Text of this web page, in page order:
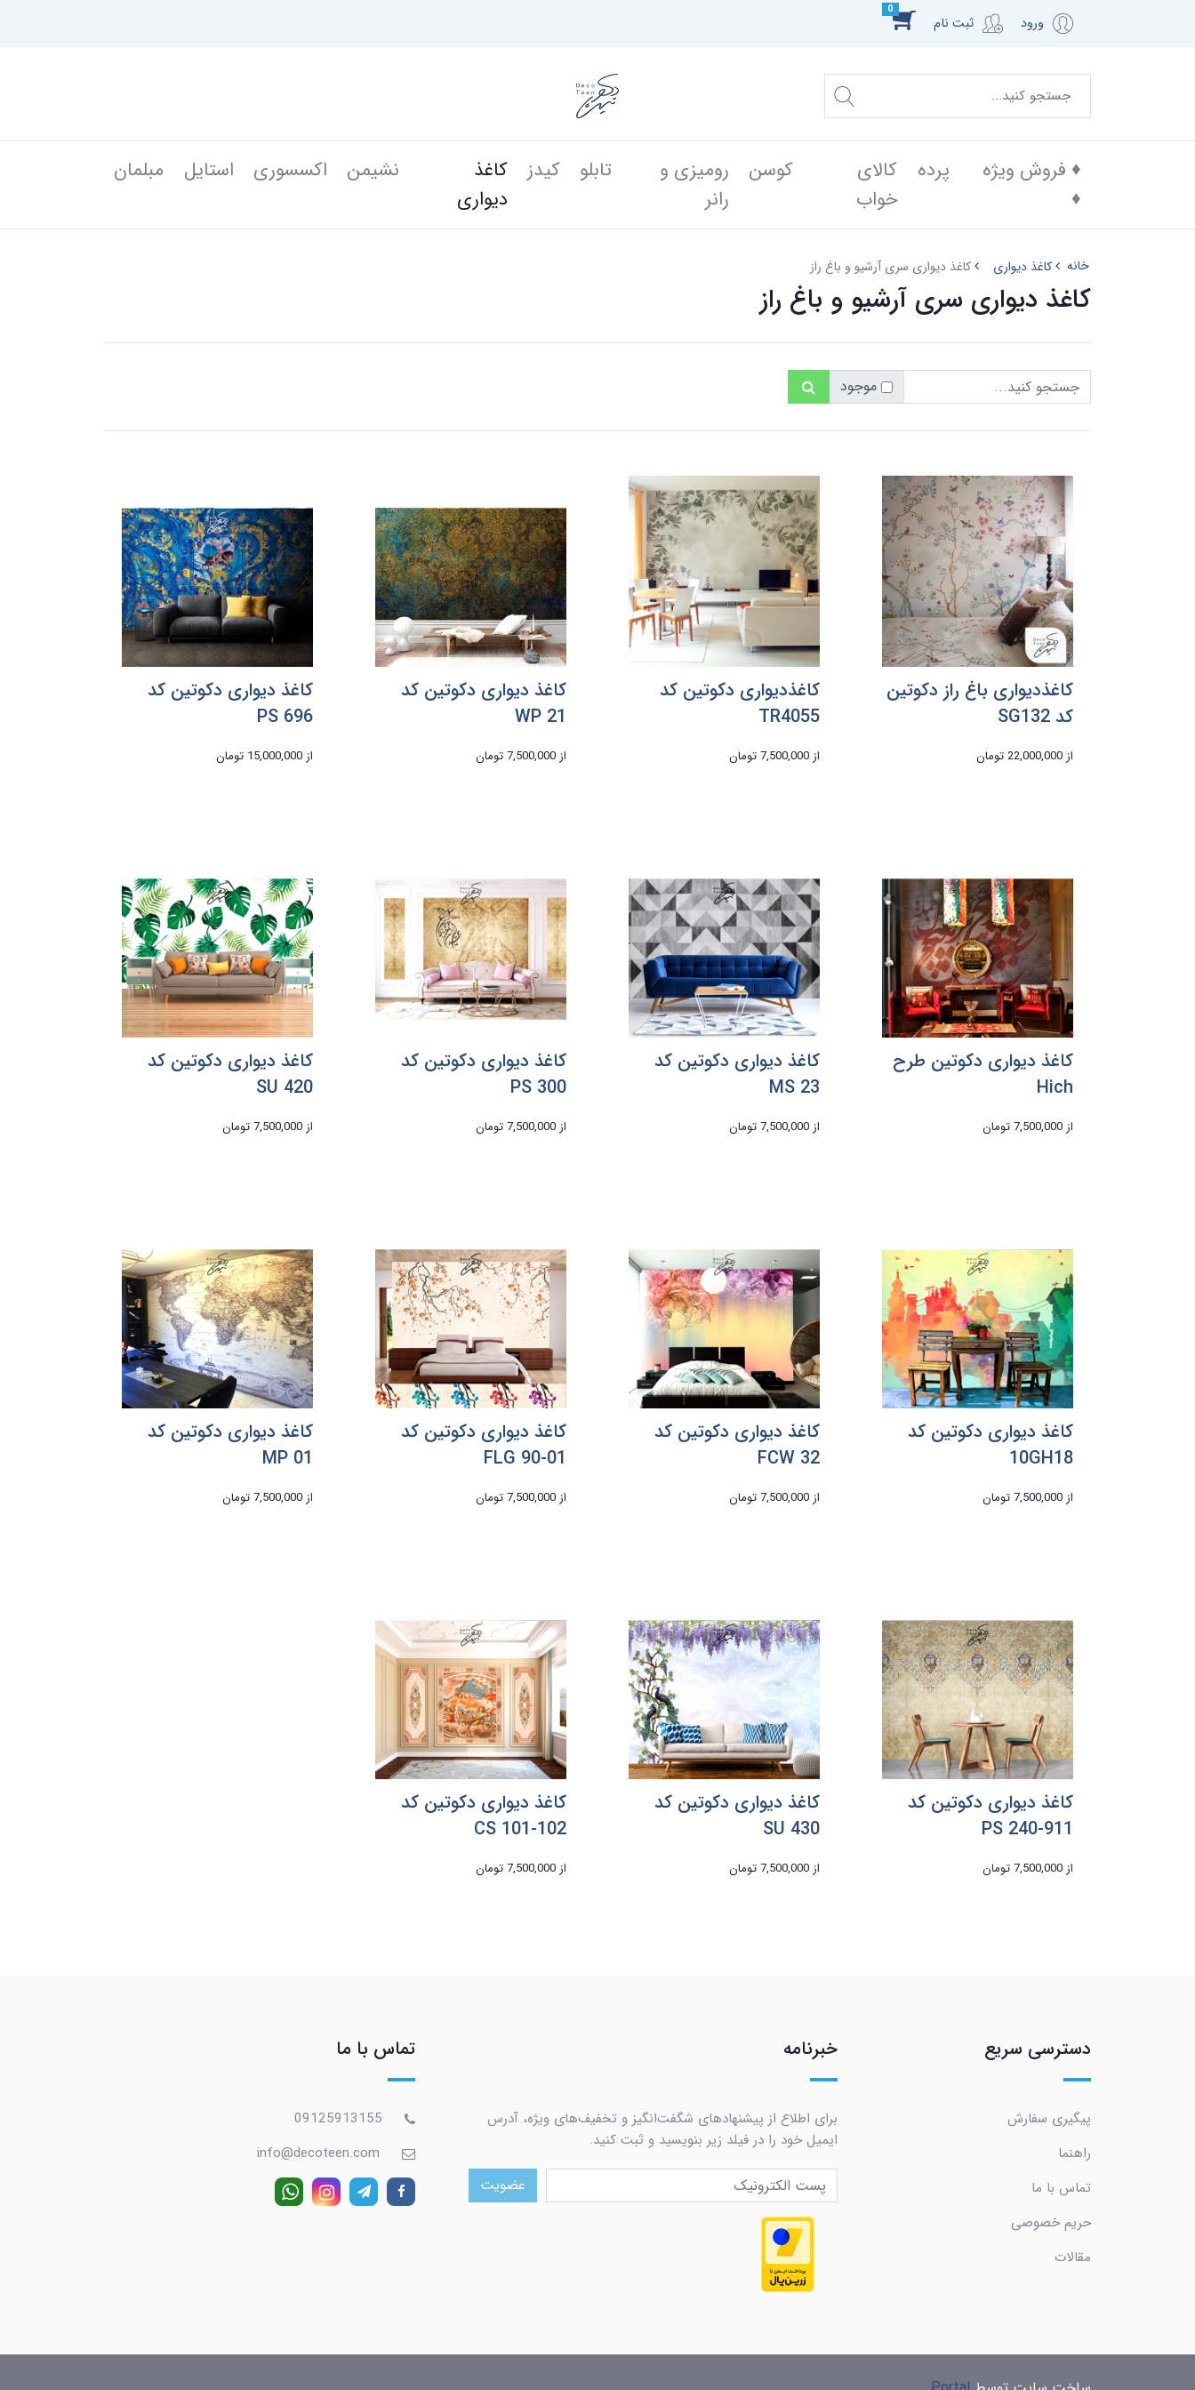
ورود ثبت نام
0
♦️ فروش ویژه
♦️
پرده
کالای
خواب
کوسن
رومیزی و
رانر
تابلو کیدز
کاغذ
دیواری
نشیمن اکسسوری استایل مبلمان
خانه کاغذ دیواری کاغذ دیواری سری آرشیو و باغ راز
کاغذ دیواری سری آرشیو و باغ راز
موجود
کاغذدیواری باغ راز دکوتین
کد SG132
از 22,000,000 تومان
کاغذدیواری دکوتین کد
TR4055
از 7,500,000 تومان
کاغذ دیواری دکوتین کد
WP 21
از 7,500,000 تومان
کاغذ دیواری دکوتین کد
PS 696
از 15,000,000 تومان
کاغذ دیواری دکوتین طرح
Hich
از 7,500,000 تومان
کاغذ دیواری دکوتین کد
MS 23
از 7,500,000 تومان
کاغذ دیواری دکوتین کد
PS 300
از 7,500,000 تومان
کاغذ دیواری دکوتین کد
SU 420
از 7,500,000 تومان
کاغذ دیواری دکوتین کد
10GH18
از 7,500,000 تومان
کاغذ دیواری دکوتین کد
FCW 32
از 7,500,000 تومان
کاغذ دیواری دکوتین کد
FLG 90-01
از 7,500,000 تومان
کاغذ دیواری دکوتین کد
MP 01
از 7,500,000 تومان
کاغذ دیواری دکوتین کد
PS 240-911
از 7,500,000 تومان
کاغذ دیواری دکوتین کد
SU 430
از 7,500,000 تومان
کاغذ دیواری دکوتین کد
CS 101-102
از 7,500,000 تومان
دسترسی سریع
پیگیری سفارش
راهنما
تماس با ما
حریم خصوصی
مقالات
خبرنامه
برای اطلاع از پیشنهادهای شگفت‌انگیز و تخفیف‌های ویژه، آدرس
ایمیل خود را در فیلد زیر بنویسید و ثبت کنید.
عضویت
تماس با ما